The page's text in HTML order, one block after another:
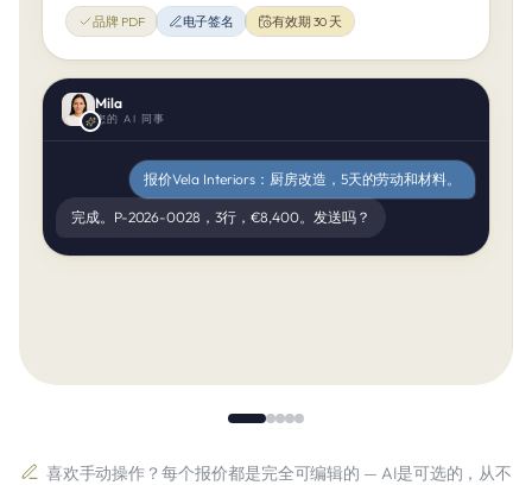
品牌 PDF 电子签名 有效期 30 天
Mila
您的 AI 同事
报价Vela Interiors：厨房改造，5天的劳动和材料。
完成。P-2026-0028，3行，€8,400。发送吗？
喜欢手动操作？每个报价都是完全可编辑的 — AI是可选的，从不